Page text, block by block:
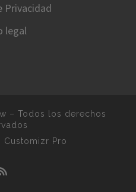
Privacidad
legal
– Todos los derechos
Customizr Pro